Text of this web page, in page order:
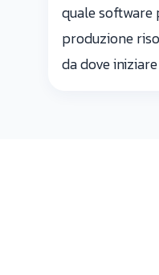
quale software
produzione
da dove